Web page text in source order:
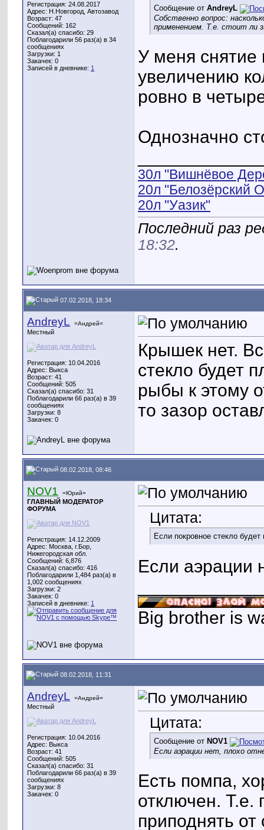
Регистрация: 24.08.2017
Адрес: Н.Новгород, Автозавод
Возраст: 47
Сообщений: 162
Сказал(а) спасибо: 29
Поблагодарили 56 раз(а) в 34
сообщениях
Загрузки: 1
Закачек: 0
Записей в дневнике: 1
Сообщение от AndreyL
Собственно вопрос:
применением. Т.е. стоит ли
У меня снятие
увеличению
ровно в
Однозначно
30л "Вишнёвое
20л "Белозёрский
20л "Уазик"
Последний раз
18:32.
07.02.2018, 18:34
AndreyL =Андрей=
Местный
Регистрация: 10.04.2016
Адрес: Выкса
Возраст: 41
Сообщений: 505
Сказал(а) спасибо: 31
Поблагодарили 66 раз(а) в 39
сообщениях
Загрузки: 8
Закачек: 0
Крышек нет.
стекло будет
рыбы к этому
то зазор
08.02.2018, 08:46
NOV1 =Юрий=
ГЛАВНЫЙ МОДЕРАТОР
ФОРУМА
Регистрация: 14.12.2009
Адрес: Москва, г.Бор,
Нижегородская обл.
Сообщений: 6,876
Сказал(а) спасибо: 416
Поблагодарили 1,484 раз(а) в
1,002 сообщениях
Загрузки: 2
Закачек: 0
Записей в дневнике: 1
Цитата:
Если покровное стекло
Если аэрации
Big brother is
08.02.2018, 11:31
AndreyL =Андрей=
Местный
Регистрация: 10.04.2016
Адрес: Выкса
Возраст: 41
Сообщений: 505
Сказал(а) спасибо: 31
Поблагодарили 66 раз(а) в 39
сообщениях
Загрузки: 8
Закачек: 0
Цитата:
Сообщение от NOV1
Если аэрации нет, плохо
Есть помпа,
отключен. Т.е.
приподнять